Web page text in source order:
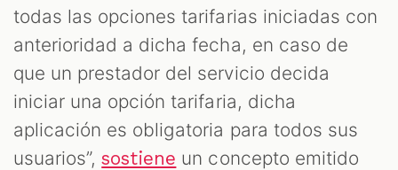
todas las opciones tarifarias iniciadas con
anterioridad a dicha fecha, en caso de
que un prestador del servicio decida
iniciar una opción tarifaria, dicha
aplicación es obligatoria para todos sus
usuarios”,sostiene un concepto emitido